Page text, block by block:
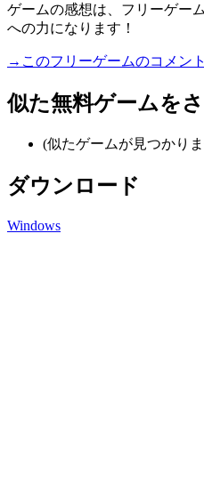
ゲームの感想は、フリーゲー
への力になります！
→このフリーゲームのコメン
似た無料ゲームをさ
(似たゲームが見つかり
ダウンロード
Windows